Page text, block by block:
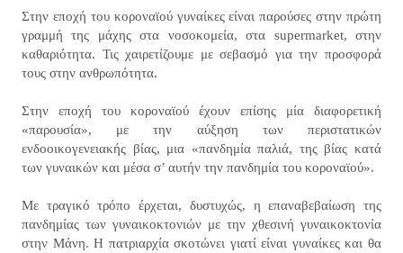
Στην εποχή του κοροναϊού γυναίκες είναι παρούσες στην πρώτη
γραμμή της μάχης στα νοσοκομεία, στα supermarket, στην
καθαριότητα. Τις χαιρετίζουμε με σεβασμό για την προσφορά
τους στην ανθρωπότητα.
Στην εποχή του κοροναϊού έχουν επίσης μία διαφορετική
«παρουσία», με την αύξηση των περιστατικών
ενδοοικογενειακής βίας, μια «πανδημία παλιά, της βίας κατά
των γυναικών και μέσα σ’ αυτήν την πανδημία του κοροναϊού».
Με τραγικό τρόπο έρχεται, δυστυχώς, η επαναβεβαίωση της
πανδημίας των γυναικοκτονιών με την χθεσινή γυναικοκτονία
στην Μάνη. Η πατριαρχία σκοτώνει γιατί είναι γυναίκες και θα